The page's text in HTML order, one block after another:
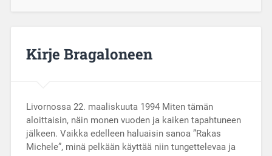
Kirje Bragaloneen
Livornossa 22. maaliskuuta 1994 Miten tämän
aloittaisin, näin monen vuoden ja kaiken tapahtuneen
jälkeen. Vaikka edelleen haluaisin sanoa ”Rakas
Michele”, minä pelkään käyttää niin tungettelevaa ja